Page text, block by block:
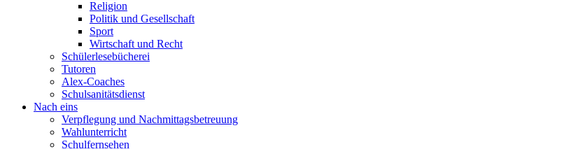
Religion
Politik und Gesellschaft
Sport
Wirtschaft und Recht
Schülerlesebücherei
Tutoren
Alex-Coaches
Schulsanitätsdienst
Nach eins
Verpflegung und Nachmittagsbetreuung
Wahlunterricht
Schulfernsehen